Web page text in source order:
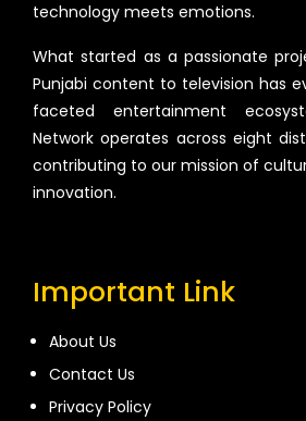
technology meets emotions.
What started as a passionate
Punjabi content to television has
faceted entertainment
Network operates across eight
contributing to our mission of
innovation.
Important Link
About Us
Contact Us
Privacy Policy